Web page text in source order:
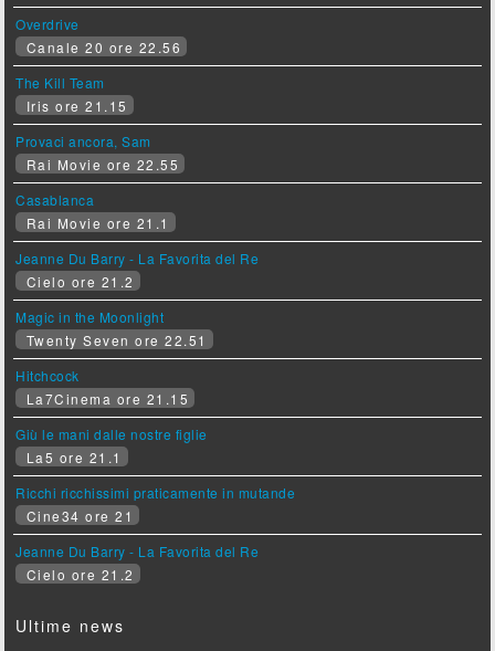
Overdrive
Canale 20 ore 22.56
The Kill Team
Iris ore 21.15
Provaci ancora, Sam
Rai Movie ore 22.55
Casablanca
Rai Movie ore 21.1
Jeanne Du Barry - La Favorita del Re
Cielo ore 21.2
Magic in the Moonlight
Twenty Seven ore 22.51
Hitchcock
La7Cinema ore 21.15
Giù le mani dalle nostre figlie
La5 ore 21.1
Ricchi ricchissimi praticamente in mutande
Cine34 ore 21
Jeanne Du Barry - La Favorita del Re
Cielo ore 21.2
Ultime news